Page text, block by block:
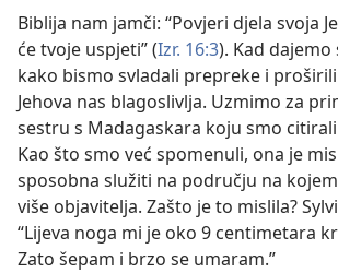
Biblija nam jamči: “Povjeri djela svoja
će tvoje uspjeti” (Izr. 16:3). Kad dajemo
kako bismo svladali prepreke i
Jehova nas blagoslivlja. Uzmimo za
sestru s Madagaskara koju smo
Kao što smo već spomenuli, ona je
sposobna služiti na području na
više objavitelja. Zašto je to mislila?
“Lijeva noga mi je oko 9 centimetara
Zato šepam i brzo se umaram.”